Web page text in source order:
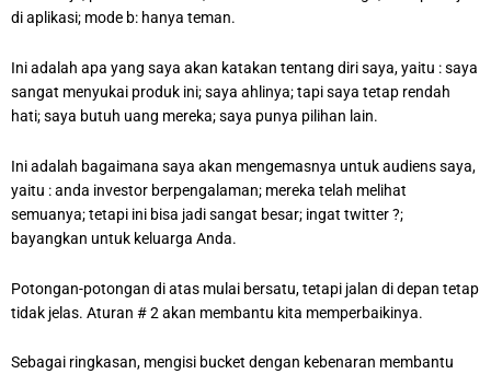
di aplikasi; mode b: hanya teman.
Ini adalah apa yang saya akan katakan tentang diri saya, yaitu : saya
sangat menyukai produk ini; saya ahlinya; tapi saya tetap rendah
hati; saya butuh uang mereka; saya punya pilihan lain.
Ini adalah bagaimana saya akan mengemasnya untuk audiens saya,
yaitu : anda investor berpengalaman; mereka telah melihat
semuanya; tetapi ini bisa jadi sangat besar; ingat twitter ?;
bayangkan untuk keluarga Anda.
Potongan-potongan di atas mulai bersatu, tetapi jalan di depan tetap
tidak jelas. Aturan # 2 akan membantu kita memperbaikinya.
Sebagai ringkasan, mengisi bucket dengan kebenaran membantu